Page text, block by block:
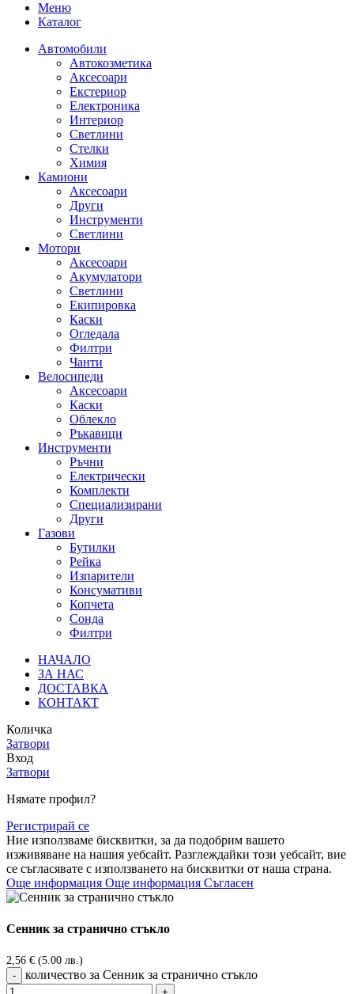
Меню
Каталог
Автомобили
Автокозметика
Аксесоари
Екстериор
Електроника
Интериор
Светлини
Стелки
Химия
Камиони
Аксесоари
Други
Инструменти
Светлини
Мотори
Аксесоари
Акумулатори
Светлини
Екипировка
Каски
Огледала
Филтри
Чанти
Велосипеди
Аксесоари
Каски
Облекло
Ръкавици
Инструменти
Ръчни
Електрически
Комплекти
Специализирани
Други
Газови
Бутилки
Рейка
Изпарители
Консумативи
Копчета
Сонда
Филтри
НАЧАЛО
ЗА НАС
ДОСТАВКА
КОНТАКТ
Количка
Затвори
Вход
Затвори
Нямате профил?
Регистрирай се
Ние използваме бисквитки, за да подобрим вашето
изживяване на нашия уебсайт. Разглеждайки този уебсайт, вие
се съгласявате с използването на бисквитки от наша страна.
Още информация Още информация Съгласен
Сенник за странично стъкло
2,56 € (5.00 лв.)
количество за Сенник за странично стъкло